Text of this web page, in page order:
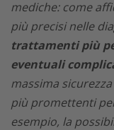
mediche: come
più precisi nelle
trattamenti più
eventuali
massima
più promettenti
esempio, la